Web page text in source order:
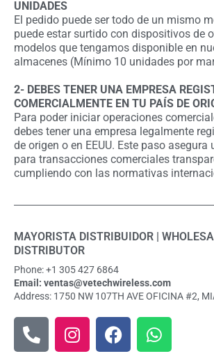
UNIDADES
El pedido puede ser todo de un mismo
puede estar surtido con dispositivos de
modelos que tengamos disponible en
almacenes (Mínimo 10 unidades por
2- DEBES TENER UNA EMPRESA
COMERCIALMENTE EN TU PAÍS DE
Para poder iniciar operaciones
debes tener una empresa legalmente
de origen o en EEUU. Este paso asegura
para transacciones comerciales
cumpliendo con las normativas
MAYORISTA DISTRIBUIDOR |
DISTRIBUTOR
Phone: +1 305 427 6864
Email: ventas@vetechwireless.com
Address: 1750 NW 107TH AVE OFICINA #2,
h
I
n
F
a
W
h